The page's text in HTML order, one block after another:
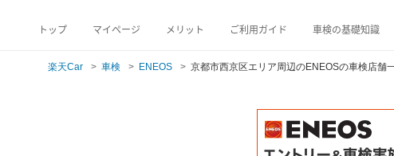
トップ マイページ メリット ご利用ガイド 車検の基礎知識
楽天Car 車検 ENEOS 京都市西京区エリア周辺のENEOSの車検店舗